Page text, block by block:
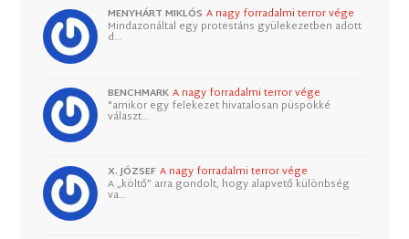
MENYHÁRT MIKLÓS A nagy forradalmi terror vége
Mindazonáltal egy protestáns gyülekezetben adott
d…
BENCHMARK A nagy forradalmi terror vége
"amikor egy felekezet hivatalosan püspökké
választ…
X. JÓZSEF A nagy forradalmi terror vége
A „költő” arra gondolt, hogy alapvető különbség
va…